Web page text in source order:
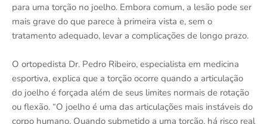
para uma torção no joelho. Embora comum, a lesão pode ser
mais grave do que parece à primeira vista e, sem o
tratamento adequado, levar a complicações de longo prazo.
O ortopedista Dr. Pedro Ribeiro, especialista em medicina
esportiva, explica que a torção ocorre quando a articulação
do joelho é forçada além de seus limites normais de rotação
ou flexão. “O joelho é uma das articulações mais instáveis do
corpo humano. Quando submetido a uma torção, há risco real